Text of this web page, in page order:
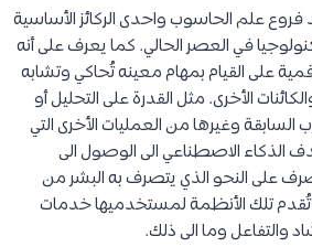
علم الحاسوب واحدى الركائز الأساسية
في العصر الحالي. كما يعرف على أنه
على القيام بمهام معينه تُحاكي وتشابه
الأخرى. مثل القدرة على التحليل أو
السابقة وغيرها من العمليات الأخرى التي
الذكاء الاصطناعي الى الوصول الى
على النحو الذي يتصرف به البشر من
تلك الأنظمة لمستخدميها خدمات
والتفاعل وما الى ذلك.